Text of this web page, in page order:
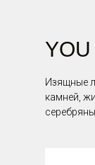
Изящные
камней,
YOU